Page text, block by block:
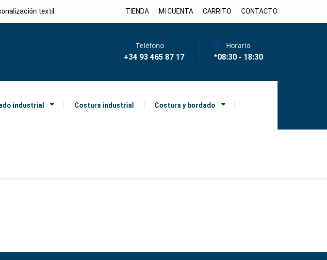
textil TIENDA MI CUENTA CARRITO CONTACTO
industrial Costura industrial Costura y bordado
Telèfono
+34 93 465 87 17
Horario
*08:30 - 18:30